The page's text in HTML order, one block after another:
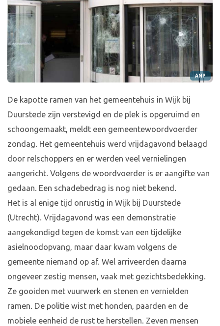
ANP
De kapotte ramen van het gemeentehuis in Wijk bij
Duurstede zijn verstevigd en de plek is opgeruimd en
schoongemaakt, meldt een gemeentewoordvoerder
zondag. Het gemeentehuis werd vrijdagavond belaagd
door relschoppers en er werden veel vernielingen
aangericht. Volgens de woordvoerder is er aangifte van
gedaan. Een schadebedrag is nog niet bekend.
Het is al enige tijd onrustig in Wijk bij Duurstede
(Utrecht). Vrijdagavond was een demonstratie
aangekondigd tegen de komst van een tijdelijke
asielnoodopvang, maar daar kwam volgens de
gemeente niemand op af. Wel arriveerden daarna
ongeveer zestig mensen, vaak met gezichtsbedekking.
Ze gooiden met vuurwerk en stenen en vernielden
ramen. De politie wist met honden, paarden en de
mobiele eenheid de rust te herstellen. Zeven mensen